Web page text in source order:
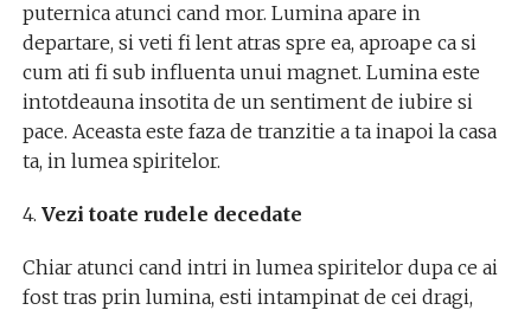
puternica atunci cand mor. Lumina apare in
departare, si veti fi lent atras spre ea, aproape ca si
cum ati fi sub influenta unui magnet. Lumina este
intotdeauna insotita de un sentiment de iubire si
pace. Aceasta este faza de tranzitie a ta inapoi la casa
ta, in lumea spiritelor.
4. Vezi toate rudele decedate
Chiar atunci cand intri in lumea spiritelor dupa ce ai
fost tras prin lumina, esti intampinat de cei dragi,